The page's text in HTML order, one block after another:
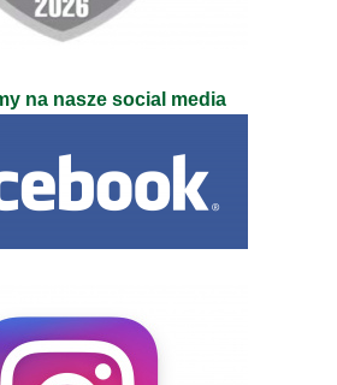
na nasze social media